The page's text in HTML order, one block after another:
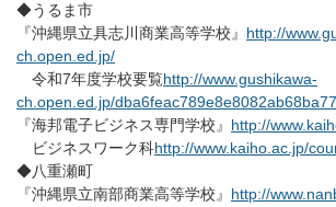
◆うるま市
『沖縄県立具志川商業高等学校』 http://
ch.open.ed.jp/
令和7年度学校要覧http://www.gushikawa-
ch.open.ed.jp/
『海邦電子ビジネス専門学校』 http://
ビジネスワーク科http://www.kaiho.ac.jp/
◆八重瀬町
『沖縄県立南部商業高等学校』 http://